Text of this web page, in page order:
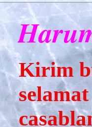
Kirim